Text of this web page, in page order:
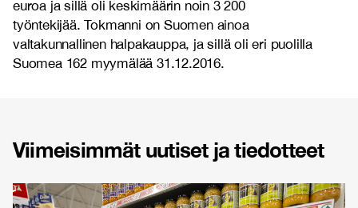
euroa ja sillä oli keskimäärin noin 3 200
työntekijää. Tokmanni on Suomen ainoa
valtakunnallinen halpakauppa, ja sillä oli eri puolilla
Suomea 162 myymälää 31.12.2016.
Viimeisimmät uutiset ja tiedotteet